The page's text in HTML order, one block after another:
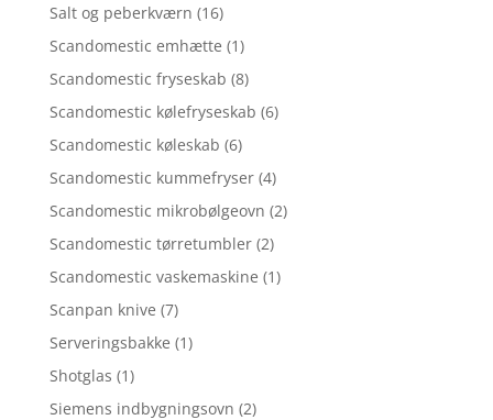
Salt og peberkværn (16)
Scandomestic emhætte (1)
Scandomestic fryseskab (8)
Scandomestic kølefryseskab (6)
Scandomestic køleskab (6)
Scandomestic kummefryser (4)
Scandomestic mikrobølgeovn (2)
Scandomestic tørretumbler (2)
Scandomestic vaskemaskine (1)
Scanpan knive (7)
Serveringsbakke (1)
Shotglas (1)
Siemens indbygningsovn (2)